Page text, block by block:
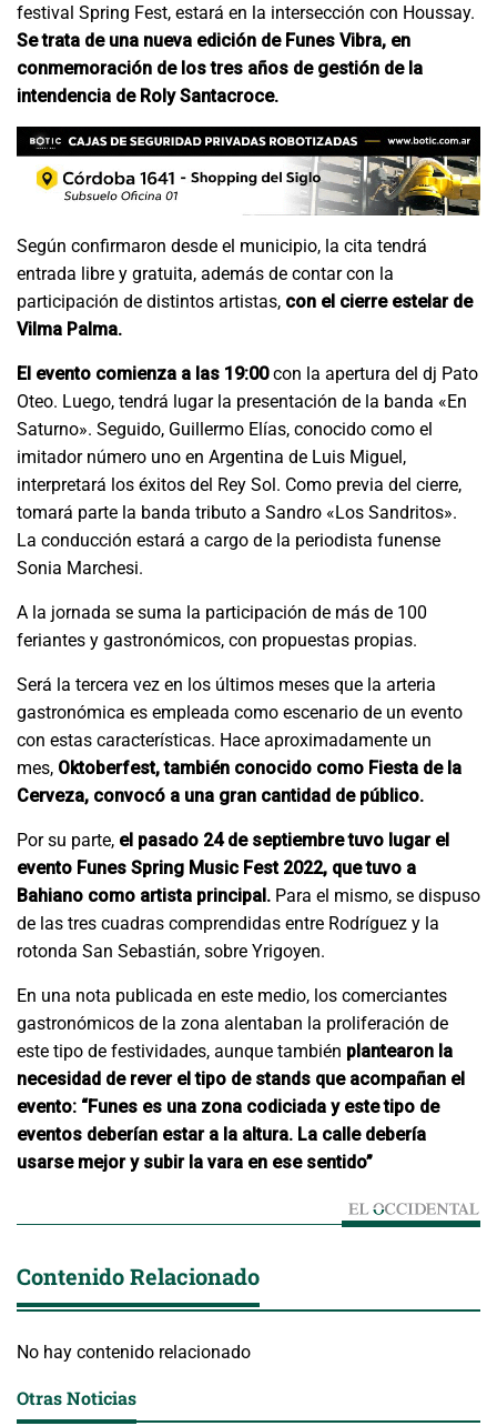
festival Spring Fest, estará en la intersección con Houssay.
Se trata de una nueva edición de Funes Vibra, en
conmemoración de los tres años de gestión de la
intendencia de Roly Santacroce.
Según confirmaron desde el municipio, la cita tendrá
entrada libre y gratuita, además de contar con la
participación de distintos artistas, con el cierre estelar de
Vilma Palma.
El evento comienza a las 19:00con la apertura del dj Pato
Oteo. Luego, tendrá lugar la presentación de la banda «En
Saturno». Seguido, Guillermo Elías, conocido como el
imitador número uno en Argentina de Luis Miguel,
interpretará los éxitos del Rey Sol. Como previa del cierre,
tomará parte la banda tributo a Sandro «Los Sandritos».
La conducción estará a cargo de la periodista funense
Sonia Marchesi.
A la jornada se suma la participación de más de 100
feriantes y gastronómicos, con propuestas propias.
Será la tercera vez en los últimos meses que la arteria
gastronómica es empleada como escenario de un evento
con estas características. Hace aproximadamente un
mes, Oktoberfest, también conocido como Fiesta de la
Cerveza, convocó a una gran cantidad de público.
Por su parte, el pasado 24 de septiembre tuvo lugar el
evento Funes Spring Music Fest 2022, que tuvo a
Bahiano como artista principal. Para el mismo, se dispuso
de las tres cuadras comprendidas entre Rodríguez y la
rotonda San Sebastián, sobre Yrigoyen.
En una nota publicada en este medio, los comerciantes
gastronómicos de la zona alentaban la proliferación de
este tipo de festividades, aunque también plantearon la
necesidad de rever el tipo de stands que acompañan el
evento: “Funes es una zona codiciada y este tipo de
eventos deberían estar a la altura. La calle debería
usarse mejor y subir la vara en ese sentido”
Contenido Relacionado
No hay contenido relacionado
Otras Noticias